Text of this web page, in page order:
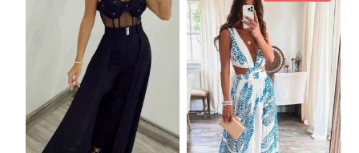
MÚLTIPLES
VARIANTES.
OPCIONES
SE
PUEDEN
TIENE
MÚLTIPLES
VARIANTES.
LAS
OPCIONES
SE
PUEDEN